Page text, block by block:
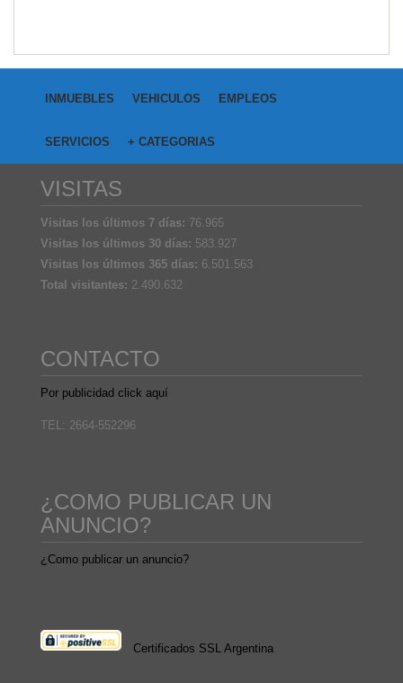
INMUEBLES VEHICULOS EMPLEOS
SERVICIOS + CATEGORIAS
VISITAS
Visitas los últimos 7 días: 76.965
Visitas los últimos 30 días: 583.927
Visitas los últimos 365 días: 6.501.563
Total visitantes: 2.490.632
CONTACTO
Por publicidad click aquí
TEL: 2664-552296
¿COMO PUBLICAR UN
ANUNCIO?
¿Como publicar un anuncio?
Certificados SSL Argentina